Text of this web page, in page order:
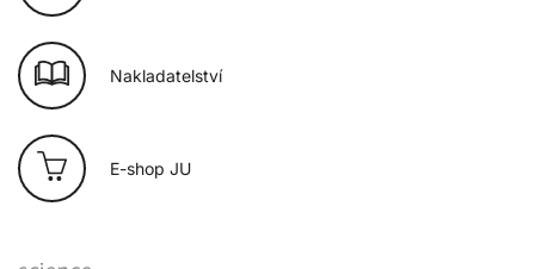
Nakladatelství
E-shop JU